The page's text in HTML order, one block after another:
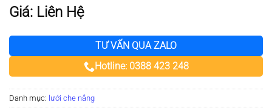
Giá: Liên Hệ
TƯ VẤN QUA ZALO
Hotline: 0388 423 248
Danh mục: lưới che nắng